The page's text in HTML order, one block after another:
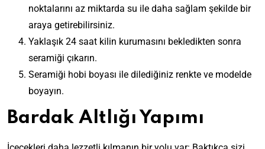
noktalarını az miktarda su ile daha sağlam şekilde bir
araya getirebilirsiniz.
Yaklaşık 24 saat kilin kurumasını bekledikten sonra
seramiği çıkarın.
Seramiği hobi boyası ile dilediğiniz renkte ve modelde
boyayın.
Bardak Altlığı Yapımı